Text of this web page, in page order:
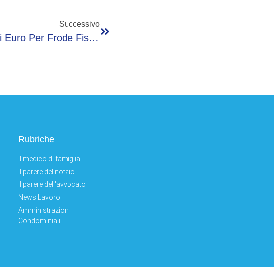
Successivo
Maxi Sequestro Da 16 Milioni Di Euro Per Frode Fiscale E Truffa Sui Fondi Pubblici
Rubriche
Il medico di famiglia
Il parere del notaio
Il parere dell'avvocato
News Lavoro
Amministrazioni
Condominiali